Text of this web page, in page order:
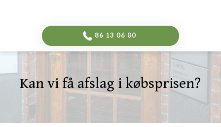
​86 13 06 00​
Kan vi få afslag i købsprisen?​